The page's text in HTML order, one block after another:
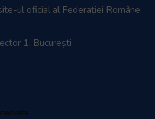
ul oficial al Federației Române
1, București